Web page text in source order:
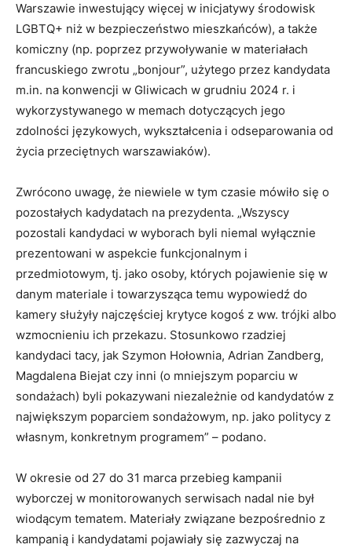
Warszawie inwestujący więcej w inicjatywy środowisk
LGBTQ+ niż w bezpieczeństwo mieszkańców), a także
komiczny (np. poprzez przywoływanie w materiałach
francuskiego zwrotu „bonjour”, użytego przez kandydata
m.in. na konwencji w Gliwicach w grudniu 2024 r. i
wykorzystywanego w memach dotyczących jego
zdolności językowych, wykształcenia i odseparowania od
życia przeciętnych warszawiaków).
Zwrócono uwagę, że niewiele w tym czasie mówiło się o
pozostałych kadydatach na prezydenta. „Wszyscy
pozostali kandydaci w wyborach byli niemal wyłącznie
prezentowani w aspekcie funkcjonalnym i
przedmiotowym, tj. jako osoby, których pojawienie się w
danym materiale i towarzysząca temu wypowiedź do
kamery służyły najczęściej krytyce kogoś z ww. trójki albo
wzmocnieniu ich przekazu. Stosunkowo rzadziej
kandydaci tacy, jak Szymon Hołownia, Adrian Zandberg,
Magdalena Biejat czy inni (o mniejszym poparciu w
sondażach) byli pokazywani niezależnie od kandydatów z
największym poparciem sondażowym, np. jako politycy z
własnym, konkretnym programem” – podano.
W okresie od 27 do 31 marca przebieg kampanii
wyborczej w monitorowanych serwisach nadal nie był
wiodącym tematem. Materiały związane bezpośrednio z
kampanią i kandydatami pojawiały się zazwyczaj na